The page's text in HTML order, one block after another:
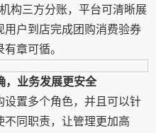
构三方分账，平台可清晰展
户到店完成团购消费验券
章可循。
，业务发展更安全
置多个角色，并且可以针
不同职责，让管理更加高